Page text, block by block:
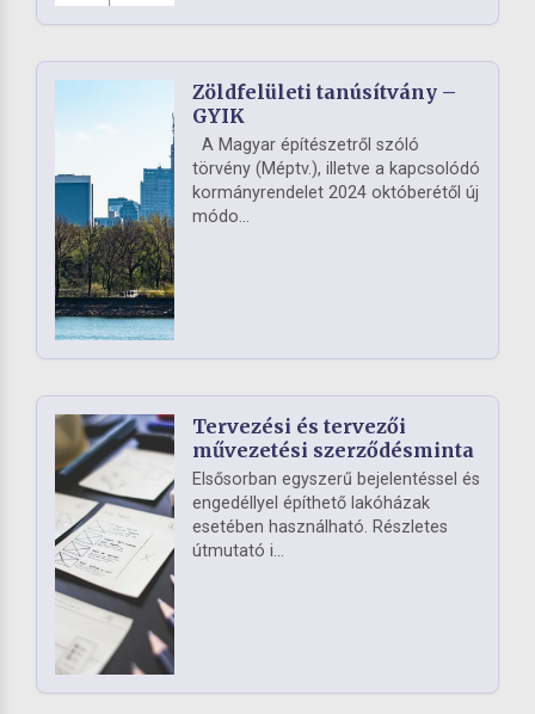
Zöldfelületi tanúsítvány –
GYIK
A Magyar építészetről szóló
törvény (Méptv.), illetve a kapcsolódó
kormányrendelet 2024 októberétől új
módo...
Tervezési és tervezői
művezetési szerződésminta
Elsősorban egyszerű bejelentéssel és
engedéllyel építhető lakóházak
esetében használható. Részletes
útmutató i...